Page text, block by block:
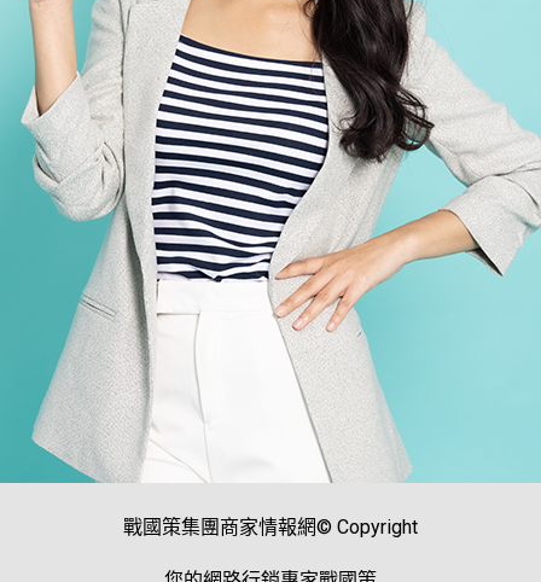
戰國策集團商家情報網© Copyright